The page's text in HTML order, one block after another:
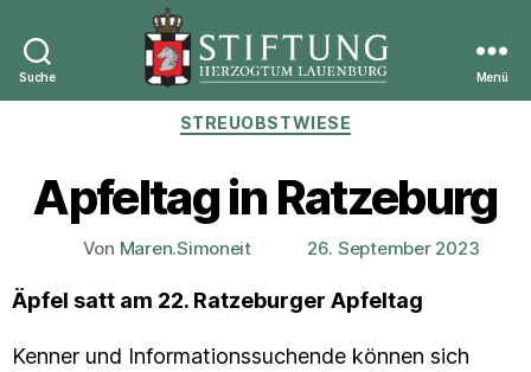
Suche
Stiftung
Herzogtum
Menü
Kategorien
STREUOBSTWIESE
Apfeltag in Ratzeburg
Beitragsautor
Von Maren.Simoneit Veröffentlichungsdatum
26. September 2023
Äpfel satt am 22. Ratzeburger Apfeltag
Kenner und Informationssuchende können sich